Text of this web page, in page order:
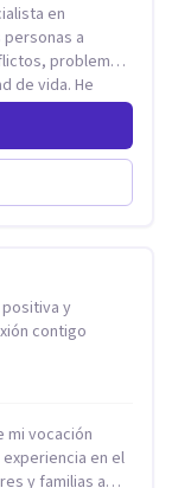
en
a
problemas
de vida. He
el Hospital
San
Centro de
de colaborar
lo que
y
contigo
mi vocación
en el
y familias a